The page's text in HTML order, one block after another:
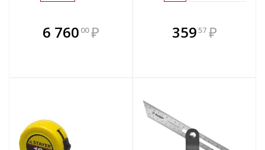
6 760 00 ₽
В комплекте
всегда выгоднее!
В комплекте
всегда выгоднее!
35957 ₽